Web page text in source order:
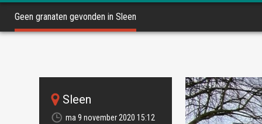
Geen granaten gevonden in Sleen
Sleen
ma 9 november 2020 15:12